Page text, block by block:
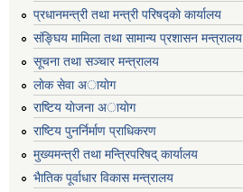
प्रधानमन्त्री तथा मन्त्री परिषद्काे कार्यालय
संङ्घिय मामिला तथा सामान्य प्रशासन मन्त्रालय
सूचना तथा सञ्चार मन्त्रालय
लाेक सेवा अायाेग
राष्टिय याेजना अायाेग
राष्टिय पुनर्निर्माण प्राधिकरण
मुख्यमन्त्री तथा मन्त्रिपरिषद् कार्यालय
भैातिक पूर्वाधार विकास मन्त्रालय